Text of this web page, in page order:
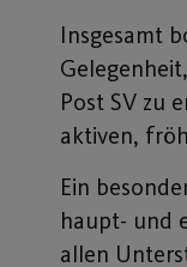
Insgesamt
Post SV zu
aktiven,
Ein
haupt- und
allen